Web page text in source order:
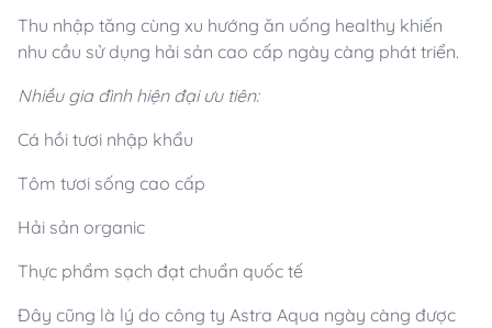
Thu nhập tăng cùng xu hướng ăn uống healthy khiến
nhu cầu sử dụng hải sản cao cấp ngày càng phát triển.
Nhiều gia đình hiện đại ưu tiên:
Cá hồi tươi nhập khẩu
Tôm tươi sống cao cấp
Hải sản organic
Thực phẩm sạch đạt chuẩn quốc tế
Đây cũng là lý do công ty Astra Aqua ngày càng được